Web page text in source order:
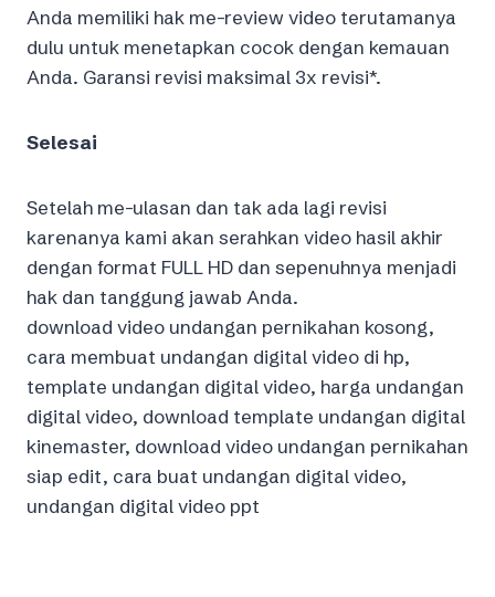
Anda memiliki hak me-review video terutamanya
dulu untuk menetapkan cocok dengan kemauan
Anda. Garansi revisi maksimal 3x revisi*.
Selesai
Setelah me-ulasan dan tak ada lagi revisi
karenanya kami akan serahkan video hasil akhir
dengan format FULL HD dan sepenuhnya menjadi
hak dan tanggung jawab Anda.
download video undangan pernikahan kosong,
cara membuat undangan digital video di hp,
template undangan digital video, harga undangan
digital video, download template undangan digital
kinemaster, download video undangan pernikahan
siap edit, cara buat undangan digital video,
undangan digital video ppt